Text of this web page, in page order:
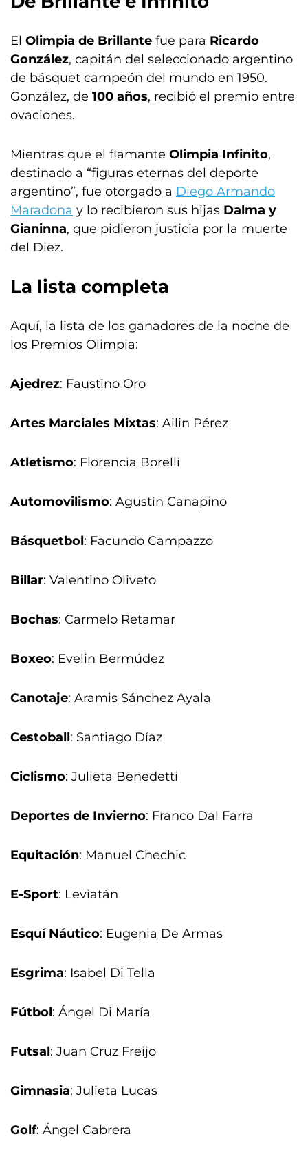
El Olimpia de Brillante fue para Ricardo
González, capitán del seleccionado argentino
de básquet campeón del mundo en 1950.
González, de 100 años, recibió el premio entre
ovaciones.
Mientras que el flamante Olimpia Infinito,
destinado a “figuras eternas del deporte
argentino”, fue otorgado a Diego Armando
Maradona y lo recibieron sus hijas Dalma y
Gianinna, que pidieron justicia por la muerte
del Diez.
La lista completa
Aquí, la lista de los ganadores de la noche de
los Premios Olimpia:
Ajedrez: Faustino Oro
Artes Marciales Mixtas: Ailin Pérez
Atletismo: Florencia Borelli
Automovilismo: Agustín Canapino
Básquetbol: Facundo Campazzo
Billar: Valentino Oliveto
Bochas: Carmelo Retamar
Boxeo: Evelin Bermúdez
Canotaje: Aramis Sánchez Ayala
Cestoball: Santiago Díaz
Ciclismo: Julieta Benedetti
Deportes de Invierno: Franco Dal Farra
Equitación: Manuel Chechic
E-Sport: Leviatán
Esquí Náutico: Eugenia De Armas
Esgrima: Isabel Di Tella
Fútbol: Ángel Di María
Futsal: Juan Cruz Freijo
Gimnasia: Julieta Lucas
Golf: Ángel Cabrera